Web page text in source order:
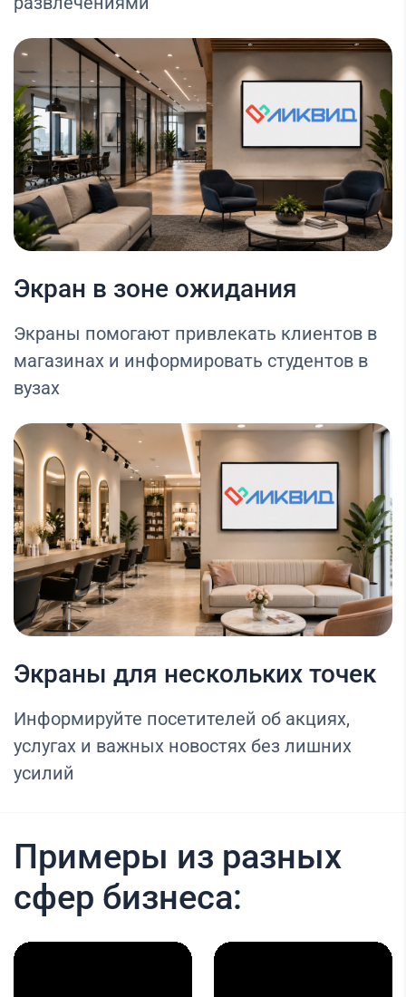
Экран в зоне ожидания
Экраны помогают привлекать клиентов в
магазинах и информировать студентов в
вузах
Экраны для нескольких точек
Информируйте посетителей об акциях,
услугах и важных новостях без лишних
усилий
Примеры из разных
сфер бизнеса: